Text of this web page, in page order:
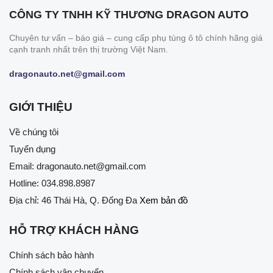
CÔNG TY TNHH KỸ THƯƠNG DRAGON AUTO
Chuyên tư vấn – báo giá – cung cấp phụ tùng ô tô chính hãng giá
cạnh tranh nhất trên thị trường Việt Nam.
dragonauto.net@gmail.com
GIỚI THIỆU
Về chúng tôi
Tuyển dụng
Email: dragonauto.net@gmail.com
Hotline: 034.898.8987
Địa chỉ: 46 Thái Hà, Q. Đống Đa Xem bản đồ
HỖ TRỢ KHÁCH HÀNG
Chính sách bảo hành